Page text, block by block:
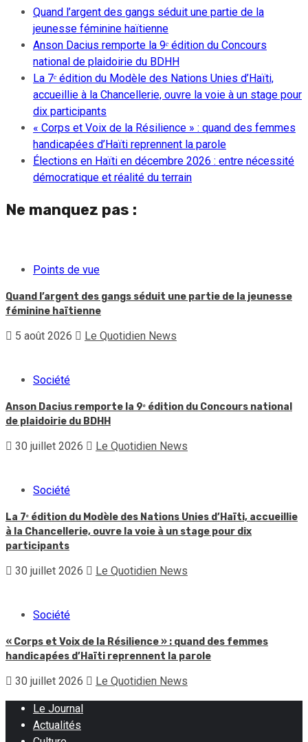
Quand l’argent des gangs séduit une partie de la
jeunesse féminine haïtienne
Anson Dacius remporte la 9ᵉ édition du Concours
national de plaidoirie du BDHH
La 7ᵉ édition du Modèle des Nations Unies d’Haïti,
accueillie à la Chancellerie, ouvre la voie à un stage pour
dix participants
« Corps et Voix de la Résilience » : quand des femmes
handicapées d’Haïti reprennent la parole
Élections en Haïti en décembre 2026 : entre nécessité
démocratique et réalité du terrain
Ne manquez pas :
Points de vue
Quand l’argent des gangs séduit une partie de la jeunesse
féminine haïtienne
5 août 2026 Le Quotidien News
Société
Anson Dacius remporte la 9ᵉ édition du Concours national
de plaidoirie du BDHH
30 juillet 2026 Le Quotidien News
Société
La 7ᵉ édition du Modèle des Nations Unies d’Haïti, accueillie
à la Chancellerie, ouvre la voie à un stage pour dix
participants
30 juillet 2026 Le Quotidien News
Société
« Corps et Voix de la Résilience » : quand des femmes
handicapées d’Haïti reprennent la parole
30 juillet 2026 Le Quotidien News
Le Journal
Actualités